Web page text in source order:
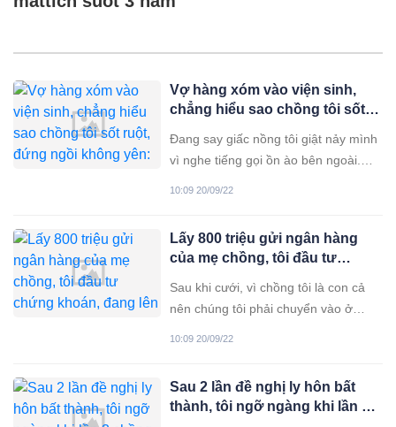
Vợ hàng xóm vào viện sinh,
chẳng hiểu sao chồng tôi sốt
Đứa bé giống bố hay mẹ
Đang say giấc nồng tôi giật nảy mình
vì nghe tiếng gọi ồn ào bên ngoài.
bị sinh phải không? Chưa biết chuyện
gì xảy ra, tôi ngạc nhiên
10:09 20/09/22
Lấy 800 triệu gửi ngân hàng
của mẹ chồng, tôi đầu tư
gió thì mẹ chồng bắt bán
Sau khi cưới, vì chồng tôi là con cả
nên chúng tôi phải chuyển vào ở
em chồng. Được cái bên nhà chồng
có điều kiện, ông bà cũng kinh
10:09 20/09/22
Sau 2 lần đề nghị ly hôn bất
thành, tôi ngỡ ngàng khi lần 3